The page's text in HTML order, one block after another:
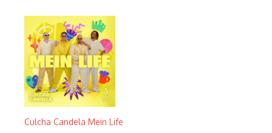
Culcha Candela Mein Life